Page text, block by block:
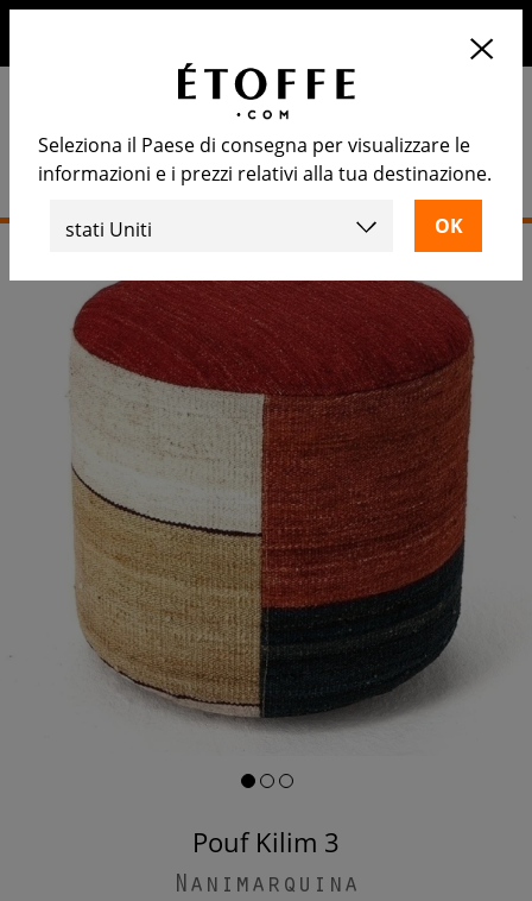
Pouf Kilim 3
Nanimarquina
Seleziona il Paese di consegna per visualizzare le
informazioni e i prezzi relativi alla tua destinazione.